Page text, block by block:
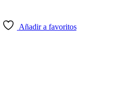
Añadir a favoritos